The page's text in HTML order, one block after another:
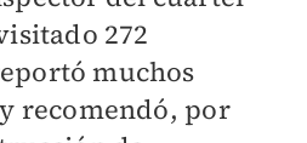
272
muchos
recomendó, por